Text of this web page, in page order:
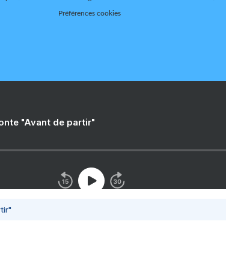
Préférences cookies
"Avant de partir"